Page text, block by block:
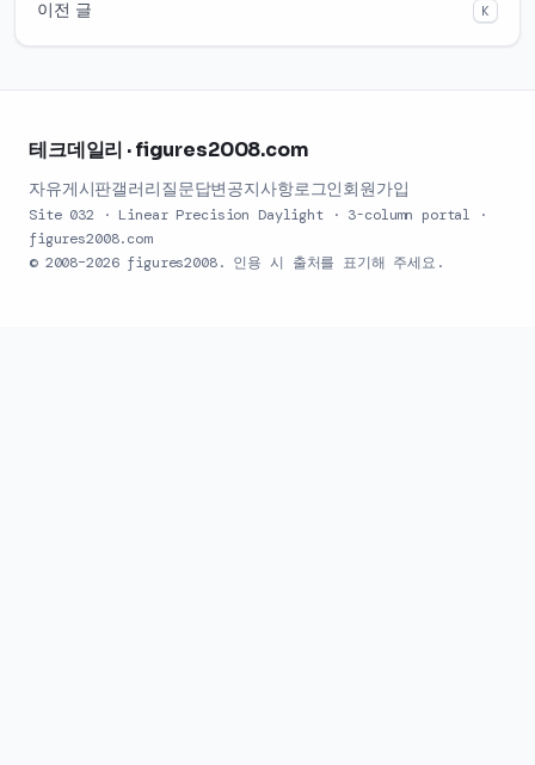
이전 글 K
테크데일리 · figures2008.com
자유게시판갤러리질문답변공지사항로그인회원가입
Site 032 · Linear Precision Daylight · 3-column portal ·
figures2008.com
© 2008–2026 figures2008. 인용 시 출처를 표기해 주세요.